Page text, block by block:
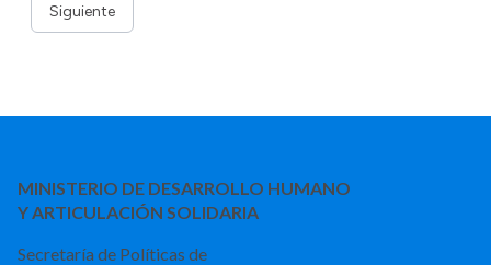
Siguiente
MINISTERIO DE DESARROLLO HUMANO
Y ARTICULACIÓN SOLIDARIA
Secretaría de Políticas de